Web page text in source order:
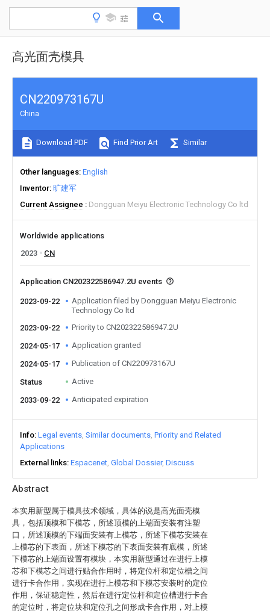
高光面壳模具
Abstract
本实用新型属于模具技术领域，具体的说是高光面壳模
具，包括顶模和下模芯，所述顶模的上端面安装有注塑
口，所述顶模的下端面安装有上模芯，所述下模芯安装在
上模芯的下表面，所述下模芯的下表面安装有底模，所述
下模芯的上端面设置有模块，本实用新型通过在进行上模
芯和下模芯之间进行贴合作用时，将定位杆和定位槽之间
进行卡合作用，实现在进行上模芯和下模芯安装时的定位
作用，保证稳定性，然后在进行定位杆和定位槽进行卡合
的定位时，将定位块和定位孔之间形成卡合作用，对上模
CN220973167U
China
Download PDF Find Prior Art Similar
Other languages English
Inventor 旷建军
Current Assignee
Dongguan Meiyu Electronic Technology Co ltd
Worldwide applications
2023
CN
Application CN202322586947.2U events
2023-09-22
Application filed by Dongguan Meiyu Electronic
Technology Co ltd
2023-09-22
Priority to CN202322586947.2U
2024-05-17 Application granted
2024-05-17 Publication of CN220973167U
Status Active
2033-09-22 Anticipated expiration
Info Legal events Similar documents Priority and Related
Applications
External links Espacenet Global Dossier Discuss